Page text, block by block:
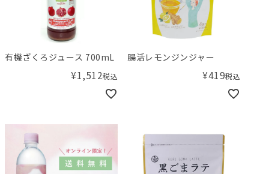
有機ざくろジュース 700mL
¥1,512税込
腸活レモンジンジャー
¥419税込